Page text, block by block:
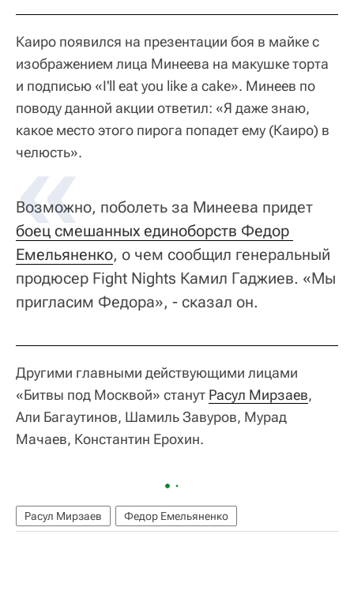
Каиро появился на презентации боя в майке с
изображением лица Минеева на макушке торта
и подписью «I'll eat you like a cake». Минеев по
поводу данной акции ответил: «Я даже знаю,
какое место этого пирога попадет ему (Каиро) в
челюсть».
Возможно, поболеть за Минеева придет
боец смешанных единоборств Федор
Емельяненко, о чем сообщил генеральный
продюсер Fight Nights Камил Гаджиев. «Мы
пригласим Федора», - сказал он.
Другими главными действующими лицами
«Битвы под Москвой» станут Расул Мирзаев,
Али Багаутинов, Шамиль Завуров, Мурад
Мачаев, Константин Ерохин.
Расул Мирзаев Федор Емельяненко